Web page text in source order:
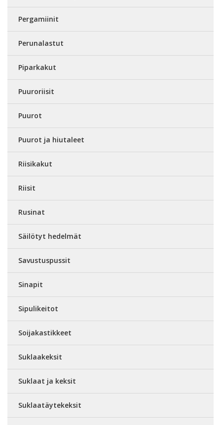
Pergamiinit
Perunalastut
Piparkakut
Puuroriisit
Puurot
Puurot ja hiutaleet
Riisikakut
Riisit
Rusinat
Säilötyt hedelmät
Savustuspussit
Sinapit
Sipulikeitot
Soijakastikkeet
Suklaakeksit
Suklaat ja keksit
Suklaatäytekeksit